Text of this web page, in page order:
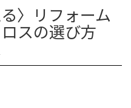
〉リフォーム
スの選び方